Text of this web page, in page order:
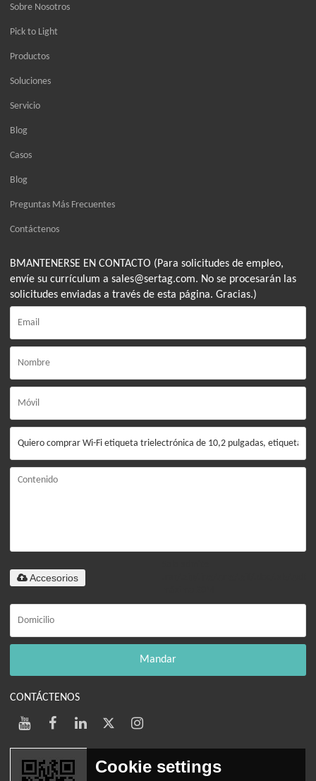
Sobre Nosotros
Pick to Light
Productos
Soluciones
Servicio
Blog
Casos
Blog
Preguntas Más Frecuentes
Contáctenos
BMANTENERSE EN CONTACTO (Para solicitudes de empleo,
envíe su currículum a sales@sertag.com. No se procesarán las
solicitudes enviadas a través de esta página. Gracias.)
Accesorios
Mandar
CONTÁCTENOS
Cookie settings